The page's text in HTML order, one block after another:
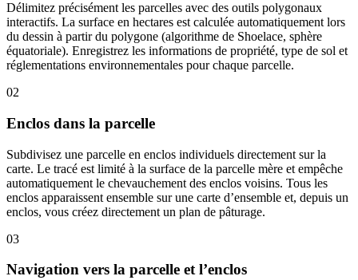
Délimitez précisément les parcelles avec des outils polygonaux
interactifs. La surface en hectares est calculée automatiquement lors
du dessin à partir du polygone (algorithme de Shoelace, sphère
équatoriale). Enregistrez les informations de propriété, type de sol et
réglementations environnementales pour chaque parcelle.
02
Enclos dans la parcelle
Subdivisez une parcelle en enclos individuels directement sur la
carte. Le tracé est limité à la surface de la parcelle mère et empêche
automatiquement le chevauchement des enclos voisins. Tous les
enclos apparaissent ensemble sur une carte d’ensemble et, depuis un
enclos, vous créez directement un plan de pâturage.
03
Navigation vers la parcelle et l’enclos